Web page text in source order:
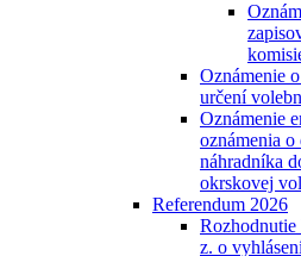
Oznámenie
určení
Oznámenie
oznámenia o
náhradníka
okrskovej
Referendum 2026
Rozhodnutie
z. o